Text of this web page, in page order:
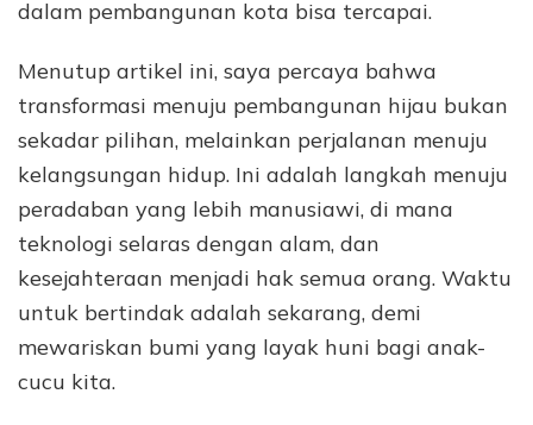
dalam pembangunan kota bisa tercapai.
Menutup artikel ini, saya percaya bahwa
transformasi menuju pembangunan hijau bukan
sekadar pilihan, melainkan perjalanan menuju
kelangsungan hidup. Ini adalah langkah menuju
peradaban yang lebih manusiawi, di mana
teknologi selaras dengan alam, dan
kesejahteraan menjadi hak semua orang. Waktu
untuk bertindak adalah sekarang, demi
mewariskan bumi yang layak huni bagi anak-
cucu kita.